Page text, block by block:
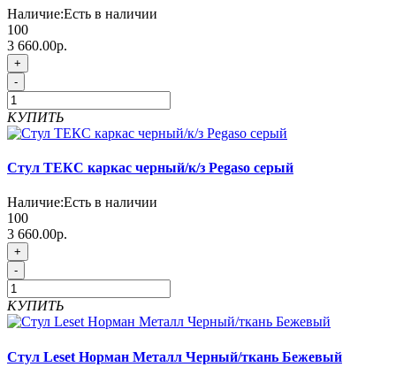
Наличие:Есть в наличии
100
3 660.00р.
+
-
КУПИТЬ
Стул ТЕКС каркас черный/к/з Pegaso серый
Наличие:Есть в наличии
100
3 660.00р.
+
-
КУПИТЬ
Стул Leset Норман Металл Черный/ткань Бежевый